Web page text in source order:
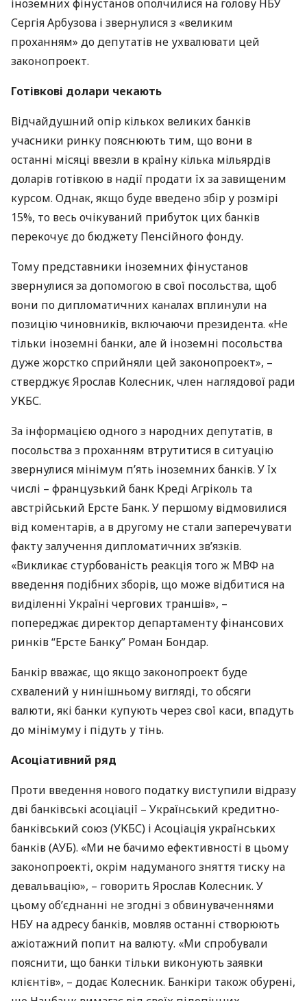
іноземних фінустанов ополчилися на голову НБУ
Сергія Арбузова і звернулися з «великим
проханням» до депутатів не ухвалювати цей
законопроект.
Готівкові долари чекають
Відчайдушний опір кількох великих банків
учасники ринку пояснюють тим, що вони в
останні місяці ввезли в країну кілька мільярдів
доларів готівкою в надії продати їх за завищеним
курсом. Однак, якщо буде введено збір у розмірі
15%, то весь очікуваний прибуток цих банків
перекочує до бюджету Пенсійного фонду.
Тому представники іноземних фінустанов
звернулися за допомогою в свої посольства, щоб
вони по дипломатичних каналах вплинули на
позицію чиновників, включаючи президента. «Не
тільки іноземні банки, але й іноземні посольства
дуже жорстко сприйняли цей законопроект», –
стверджує Ярослав Колесник, член наглядової ради
УКБС.
За інформацією одного з народних депутатів, в
посольства з проханням втрутитися в ситуацію
звернулися мінімум п’ять іноземних банків. У їх
числі – французький банк Креді Агріколь та
австрійський Ерсте Банк. У першому відмовилися
від коментарів, а в другому не стали заперечувати
факту залучення дипломатичних зв’язків.
«Викликає стурбованість реакція того ж МВФ на
введення подібних зборів, що може відбитися на
виділенні Україні чергових траншів», –
попереджає директор департаменту фінансових
ринків “Ерсте Банку” Роман Бондар.
Банкір вважає, що якщо законопроект буде
схвалений у нинішньому вигляді, то обсяги
валюти, які банки купують через свої каси, впадуть
до мінімуму і підуть у тінь.
Асоціативний ряд
Проти введення нового податку виступили відразу
дві банківські асоціації – Український кредитно-
банківський союз (УКБС) і Асоціація українських
банків (АУБ). «Ми не бачимо ефективності в цьому
законопроекті, окрім надуманого зняття тиску на
девальвацію», – говорить Ярослав Колесник. У
цьому об’єднанні не згодні з обвинуваченнями
НБУ на адресу банків, мовляв останні створюють
ажіотажний попит на валюту. «Ми спробували
пояснити, що банки тільки виконують заявки
клієнтів», – додає Колесник. Банкіри також обурені,